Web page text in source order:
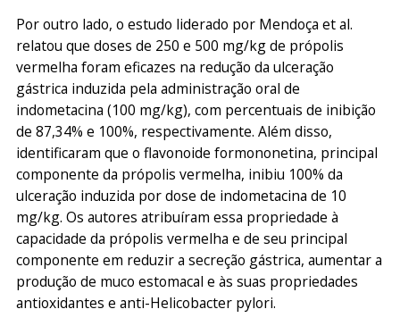
Por outro lado, o estudo liderado por Mendoça et al.
relatou que doses de 250 e 500 mg/kg de própolis
vermelha foram eficazes na redução da ulceração
gástrica induzida pela administração oral de
indometacina (100 mg/kg), com percentuais de inibição
de 87,34% e 100%, respectivamente. Além disso,
identificaram que o flavonoide formononetina, principal
componente da própolis vermelha, inibiu 100% da
ulceração induzida por dose de indometacina de 10
mg/kg. Os autores atribuíram essa propriedade à
capacidade da própolis vermelha e de seu principal
componente em reduzir a secreção gástrica, aumentar a
produção de muco estomacal e às suas propriedades
antioxidantes e anti-Helicobacter pylori.